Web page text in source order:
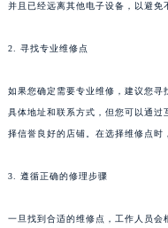
并且已经远离其他电子设备，以避免
2. 寻找专业维修点
如果您确定需要专业维修，建议您
具体地址和联系方式，但您可以通
择信誉良好的店铺。在选择维修点时
3. 遵循正确的修理步骤
一旦找到合适的维修点，工作人员